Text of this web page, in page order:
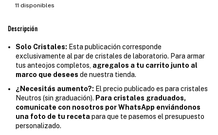
11 disponibles
Descripción
Solo Cristales: Esta publicación corresponde
exclusivamente al par de cristales de laboratorio. Para armar
tus anteojos completos, agregalos a tu carrito junto al
marco que desees de nuestra tienda.
¿Necesitás aumento?: El precio publicado es para cristales
Neutros (sin graduación). Para cristales graduados,
comunicate con nosotros por WhatsApp enviándonos
una foto de tu receta para que te pasemos el presupuesto
personalizado.